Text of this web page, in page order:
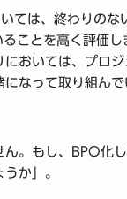
ては、終わりの
ことを高く評価
おいては、プロ
なって取り組ん
。もし、BPO化
か」。